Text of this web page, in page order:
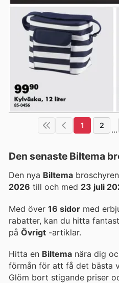
1 2 ...
Den senaste Biltema
Den nya Biltema
2026 till och med 23 juli
Med över 16 sidor med
rabatter, kan du hitta
på Övrigt -artiklar.
Hitta en Biltema nära dig
förmån för att få det bästa
Glöm bort stigande priser